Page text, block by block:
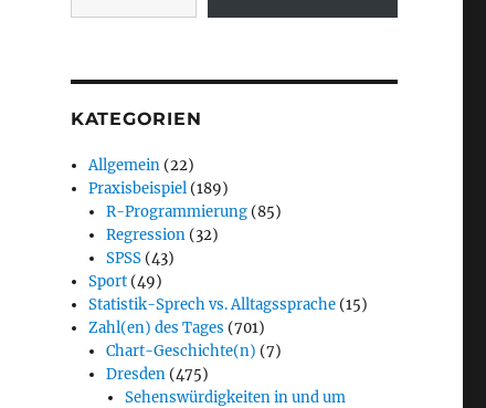
KATEGORIEN
Allgemein (22)
Praxisbeispiel (189)
R-Programmierung (85)
Regression (32)
SPSS (43)
Sport (49)
Statistik-Sprech vs. Alltagssprache (15)
Zahl(en) des Tages (701)
Chart-Geschichte(n) (7)
Dresden (475)
Sehenswürdigkeiten in und um